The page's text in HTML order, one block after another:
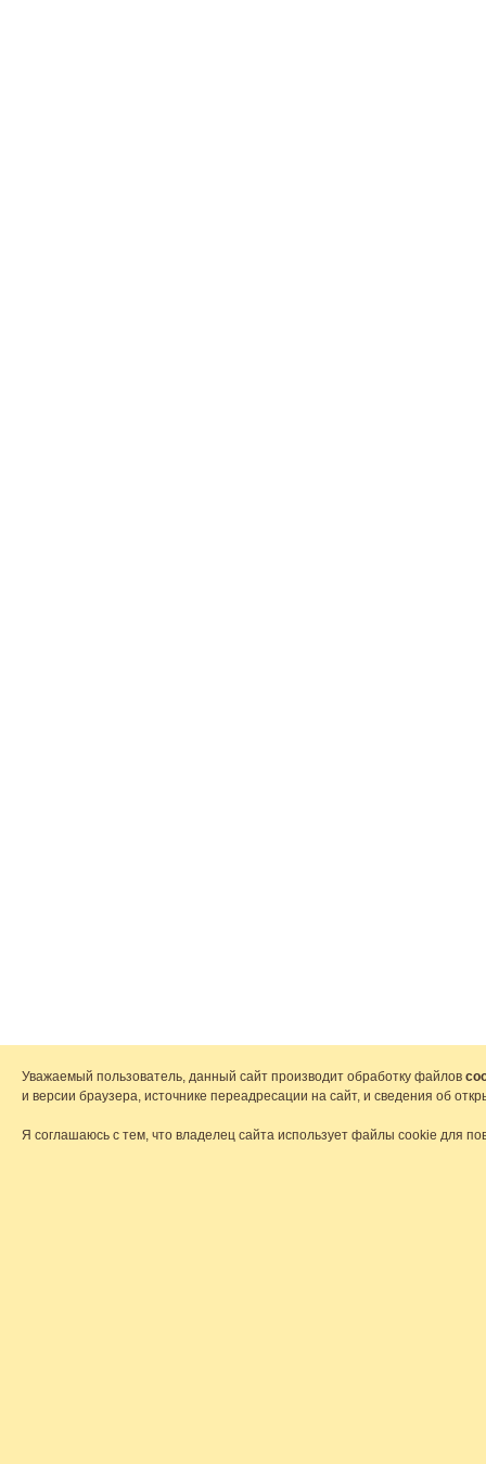
Уважаемый пользователь, данный сайт производит обработку файлов
и версии браузера, источнике переадресации на сайт, и сведения об
Я соглашаюсь с тем, что владелец сайта использует файлы cookie для